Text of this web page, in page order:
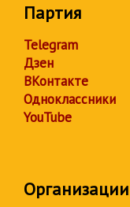
Партия
Telegram
Дзен
ВКонтакте
Одноклассники
YouTube
Организации